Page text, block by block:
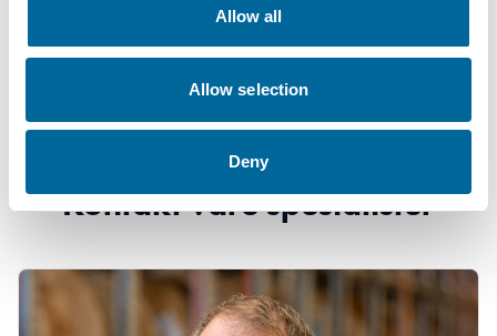
Allow all
Allow selection
Deny
Kontakt våre spesialister